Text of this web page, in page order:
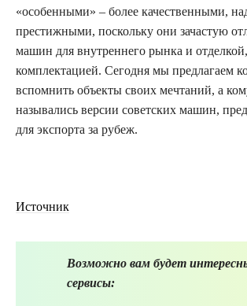
«особенными» – более качественными,
престижными, поскольку они зачастую
машин для внутреннего рынка и
комплектацией. Сегодня мы предлагаем
вспомнить объекты своих мечтаний, а
назывались версии советских машин,
для экспорта за рубеж.
Источник
Возможно вам будет
сервисы: